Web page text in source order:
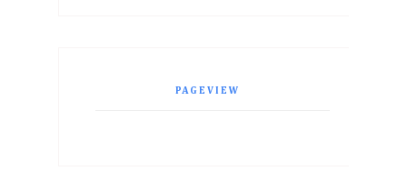
PAGEVIEW